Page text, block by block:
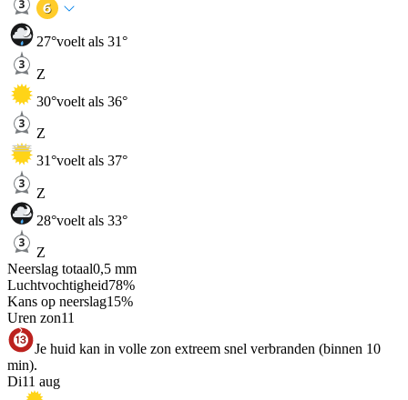
27°voelt als 31°
Z
30°voelt als 36°
Z
31°voelt als 37°
Z
28°voelt als 33°
Z
Neerslag totaal0,5 mm
Luchtvochtigheid78%
Kans op neerslag15%
Uren zon11
Je huid kan in volle zon extreem snel verbranden (binnen 10
min).
Di11 aug